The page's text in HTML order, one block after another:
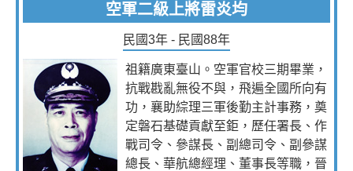
空軍二級上將雷炎均
民國3年 - 民國88年
祖籍廣東臺山。空軍官校三期畢業，
抗戰戡亂無役不與，飛遍全國所向有
功，襄助綜理三軍後勤主計事務，奠
定磐石基礎貢獻至鉅，歷任署長、作
戰司令、參謀長、副總司令、副參謀
總長、華航總經理、董事長等職，晉